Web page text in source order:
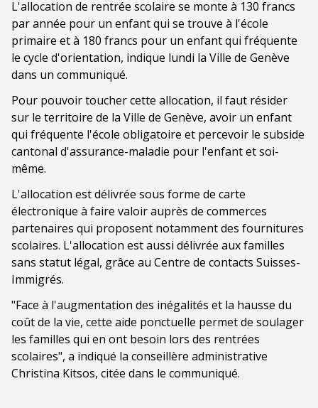
L'allocation de rentrée scolaire se monte à 130 francs
par année pour un enfant qui se trouve à l'école
primaire et à 180 francs pour un enfant qui fréquente
le cycle d'orientation, indique lundi la Ville de Genève
dans un communiqué.
Pour pouvoir toucher cette allocation, il faut résider
sur le territoire de la Ville de Genève, avoir un enfant
qui fréquente l'école obligatoire et percevoir le subside
cantonal d'assurance-maladie pour l'enfant et soi-
même.
L'allocation est délivrée sous forme de carte
électronique à faire valoir auprès de commerces
partenaires qui proposent notamment des fournitures
scolaires. L'allocation est aussi délivrée aux familles
sans statut légal, grâce au Centre de contacts Suisses-
Immigrés.
"Face à l'augmentation des inégalités et la hausse du
coût de la vie, cette aide ponctuelle permet de soulager
les familles qui en ont besoin lors des rentrées
scolaires", a indiqué la conseillère administrative
Christina Kitsos, citée dans le communiqué.